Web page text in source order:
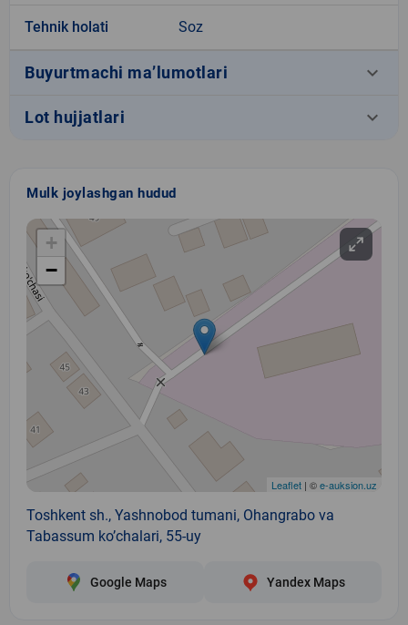
Tehnik holati Soz
Buyurtmachi ma’lumotlari keyboard_arrow_down
Lot hujjatlari keyboard_arrow_down
Mulk joylashgan hudud
+
−
Leaflet | ©e-auksion.uz
Toshkent sh., Yashnobod tumani, Ohangrabo va
Tabassum ko’chalari, 55-uy
Google Maps Yandex Maps